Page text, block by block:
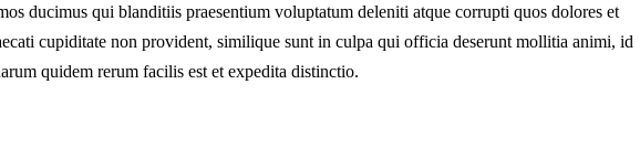
ducimus qui blanditiis praesentium voluptatum deleniti atque corrupti quos dolores et
cupiditate non provident, similique sunt in culpa qui officia deserunt mollitia animi, id
quidem rerum facilis est et expedita distinctio.